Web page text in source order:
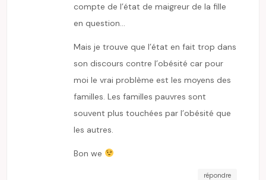
compte de l’état de maigreur de la fille
en question…
Mais je trouve que l’état en fait trop dans
son discours contre l’obésité car pour
moi le vrai problème est les moyens des
familles. Les familles pauvres sont
souvent plus touchées par l’obésité que
les autres.
Bon we
répondre